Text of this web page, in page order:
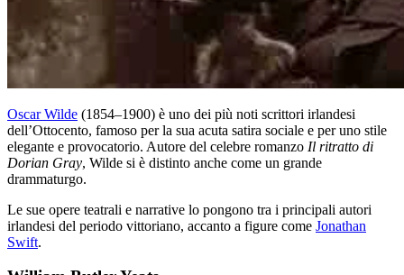
Oscar Wilde (1854–1900) è uno dei più noti scrittori irlandesi
dell’Ottocento, famoso per la sua acuta satira sociale e per uno stile
elegante e provocatorio. Autore del celebre romanzo Il ritratto di
Dorian Gray, Wilde si è distinto anche come un grande
drammaturgo.
Le sue opere teatrali e narrative lo pongono tra i principali autori
irlandesi del periodo vittoriano, accanto a figure come Jonathan
Swift.